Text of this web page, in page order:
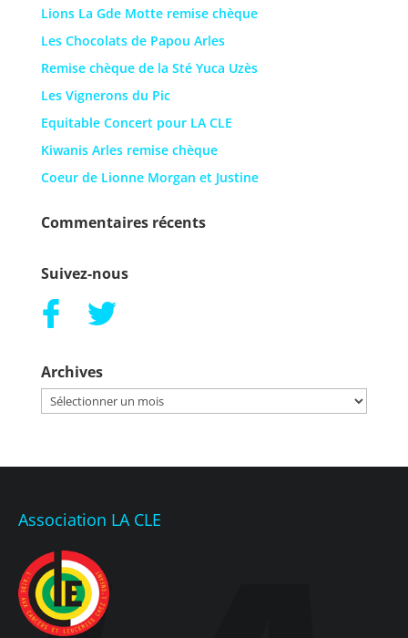
Lions La Gde Motte remise chèque
Les Chocolats de Papou Arles
Remise chèque de la Sté Yuca Uzès
Les Vignerons du Pic
Equitable Concert pour LA CLE
Kiwanis Arles remise chèque
Coeur de Lionne Morgan et Justine
Commentaires récents
Suivez-nous
Archives
Archives
Association LA CLE